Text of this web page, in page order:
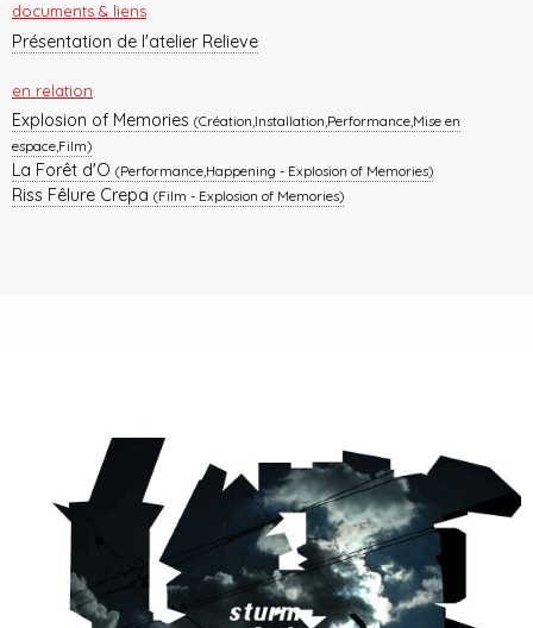
documents & liens
Présentation de l'atelier Relieve
en relation
Explosion of Memories (Création,Installation,Performance,Mise en
espace,Film)
La Forêt d'O (Performance,Happening - Explosion of Memories)
Riss Fêlure Crepa (Film - Explosion of Memories)